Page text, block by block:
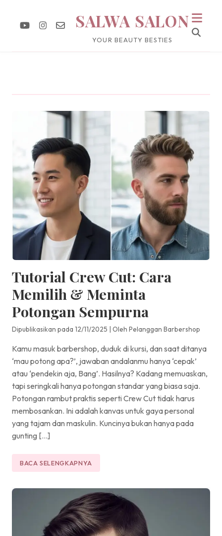
SALWA SALON
YOUR BEAUTY BESTIES
Tutorial Crew Cut: Cara
Memilih & Meminta
Potongan Sempurna
Dipublikasikan pada 12/11/2025 | Oleh Pelanggan Barbershop
Kamu masuk barbershop, duduk di kursi, dan saat ditanya
‘mau potong apa?’, jawaban andalanmu hanya ‘cepak’
atau ‘pendekin aja, Bang’. Hasilnya? Kadang memuaskan,
tapi seringkali hanya potongan standar yang biasa saja.
Potongan rambut praktis seperti Crew Cut tidak harus
membosankan. Ini adalah kanvas untuk gaya personal
yang tajam dan maskulin. Kuncinya bukan hanya pada
gunting […]
BACA SELENGKAPNYA